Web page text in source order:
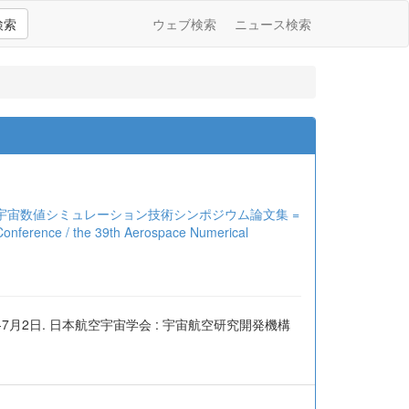
索 ウェブ検索 ニュース検索
数値シミュレーション技術シンポジウム論文集 =
/ the 39th Aerospace Numerical
2日. 日本航空宇宙学会 : 宇宙航空研究開発機構